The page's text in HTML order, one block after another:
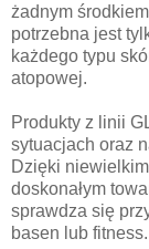
żadnym
potrzebna jest
każdego typu
atopowej.
Produkty z linii
sytuacjach oraz
Dzięki
doskonałym
sprawdza się
basen lub fitness.